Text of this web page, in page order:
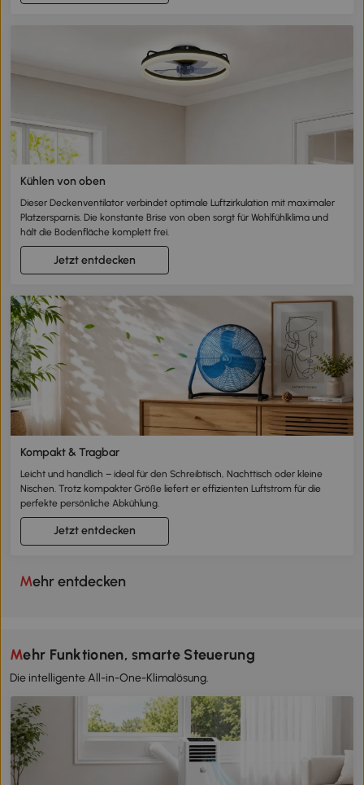
Kühlen von oben
Dieser Deckenventilator verbindet optimale Luftzirkulation mit maximaler
Platzersparnis. Die konstante Brise von oben sorgt für Wohlfühlklima und
hält die Bodenfläche komplett frei.
Jetzt entdecken
Kompakt & Tragbar
Leicht und handlich – ideal für den Schreibtisch, Nachttisch oder kleine
Nischen. Trotz kompakter Größe liefert er effizienten Luftstrom für die
perfekte persönliche Abkühlung.
Jetzt entdecken
Mehr entdecken
Mehr Funktionen, smarte Steuerung
Die intelligente All-in-One-Klimalösung.